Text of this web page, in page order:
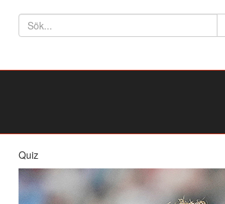
Söktext
Quiz